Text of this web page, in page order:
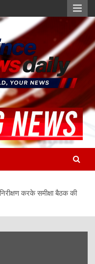
करके समीक्षा बैठक की